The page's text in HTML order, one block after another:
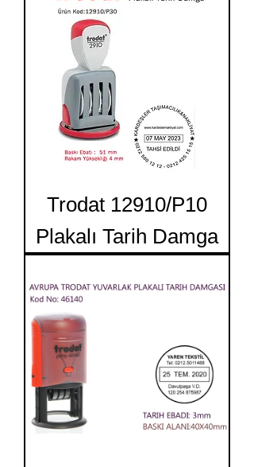
Trodat 12910/P10
Plakalı Tarih Damga